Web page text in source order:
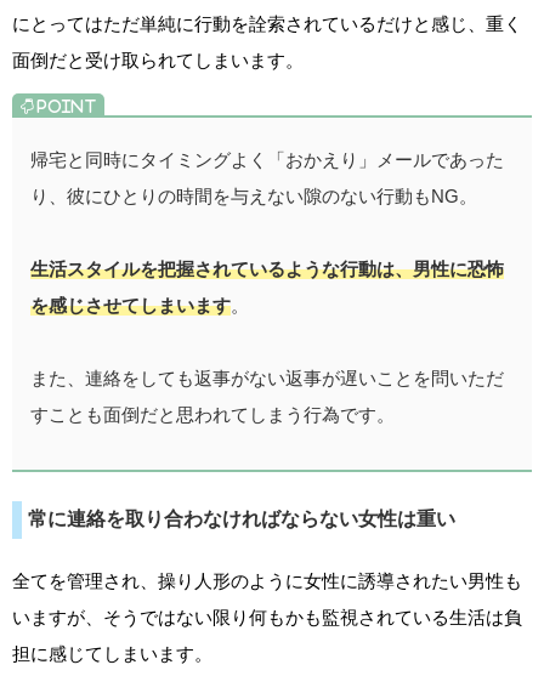
にとってはただ単純に行動を詮索されているだけと感じ、重く
面倒だと受け取られてしまいます。
帰宅と同時にタイミングよく「おかえり」メールであった
り、彼にひとりの時間を与えない隙のない行動もNG。
生活スタイルを把握されているような行動は、男性に恐怖
を感じさせてしまいます。
また、連絡をしても返事がない返事が遅いことを問いただ
すことも面倒だと思われてしまう行為です。
常に連絡を取り合わなければならない女性は重い
全てを管理され、操り人形のように女性に誘導されたい男性も
いますが、そうではない限り何もかも監視されている生活は負
担に感じてしまいます。